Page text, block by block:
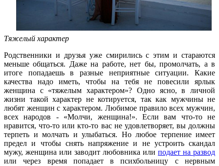
Тяжелый характер
Родственники и друзья уже смирились с этим и стараются
меньше общаться. Даже на работе, нет бы, промолчать, а в
итоге попадаешь в разные неприятные ситуации. Какие
качества надо иметь, чтобы на тебя не повесили ярлык
женщина с «тяжелым характером»? Одно ясно, в личной
жизни такой характер не котируется, так как мужчины не
любят женщин с характером. Любимое правило всех мужчин,
всех народов - «Молчи, женщина!». Если вам что-то не
нравится, что-то или кто-то вас не удовлетворяет, вы должны
терпеть и молчать и улыбаться. Но любое терпение имеет
предел и чтобы снять напряжение и не устроить скандал
мужу, женщина или заводит любовника или подает на развод
или через время попадает в психбольницу с нервным